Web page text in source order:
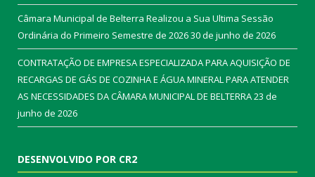
Câmara Municipal de Belterra Realizou a Sua Ultima Sessão
Ordinária do Primeiro Semestre de 202630 de junho de 2026
CONTRATAÇÃO DE EMPRESA ESPECIALIZADA PARA AQUISIÇÃO DE
RECARGAS DE GÁS DE COZINHA E ÁGUA MINERAL PARA ATENDER
AS NECESSIDADES DA CÂMARA MUNICIPAL DE BELTERRA23 de
junho de 2026
DESENVOLVIDO POR CR2